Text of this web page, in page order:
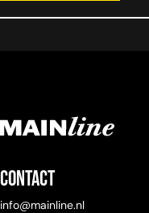
Contact
info@mainline.nl